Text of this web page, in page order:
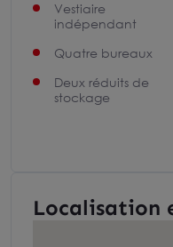
Vestiaire
indépendant
Quatre bureaux
Deux réduits de
stockage
Localisation